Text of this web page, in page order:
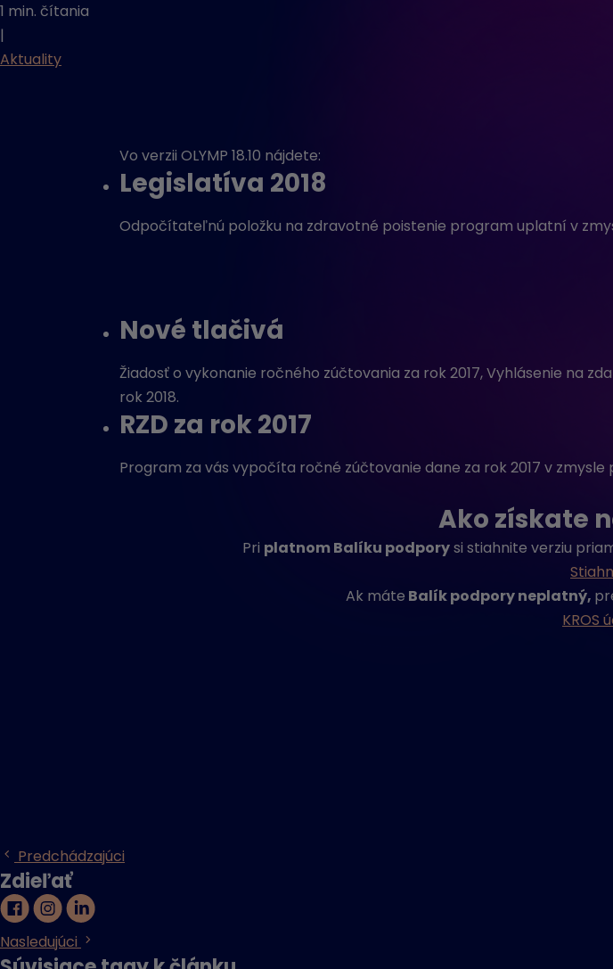
1 min. čítania
|
Aktuality
Vo verzii OLYMP 18.10 nájdete:
Legislatíva 2018
Odpočítateľnú položku na zdravotné poistenie program uplatní v
Nové tlačivá
Žiadosť o vykonanie ročného zúčtovania za rok 2017, Vyhlásenie na
rok 2018.
RZD za rok 2017
Program za vás vypočíta ročné zúčtovanie dane za rok 2017 v zmysle
Ako získate
Pri platnom Balíku podporysi stiahnite verziu
Ak máte Balík podpory neplatný,
KROS
Predchádzajúci
Zdieľať
Nasledujúci